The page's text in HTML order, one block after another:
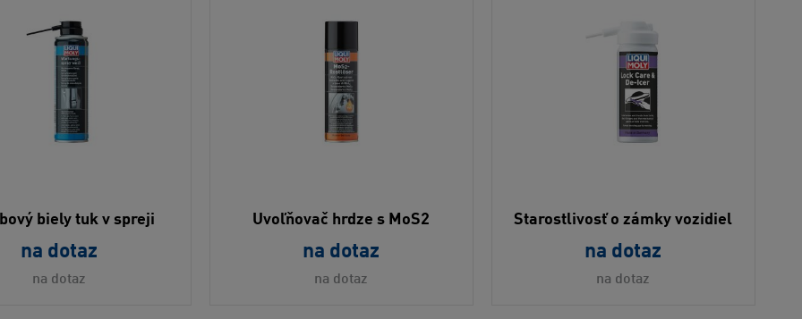
biely tuk v spreji
na dotaz
na dotaz
Uvoľňovač hrdze s MoS2
na dotaz
na dotaz
Starostlivosť o zámky vozidiel
na dotaz
na dotaz